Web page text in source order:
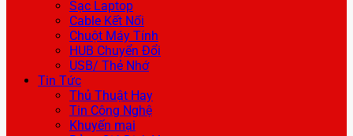
Sạc Laptop
Cable Kết Nối
Chuột Máy Tính
HUB Chuyển Đổi
USB/ Thẻ Nhớ
Tin Tức
Thủ Thuật Hay
Tin Công Nghệ
Khuyến mại